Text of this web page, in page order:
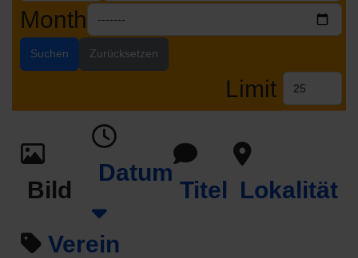
Month
Suchen Zurücksetzen
Limit
Bild
Datum
Titel Lokalität
Verein